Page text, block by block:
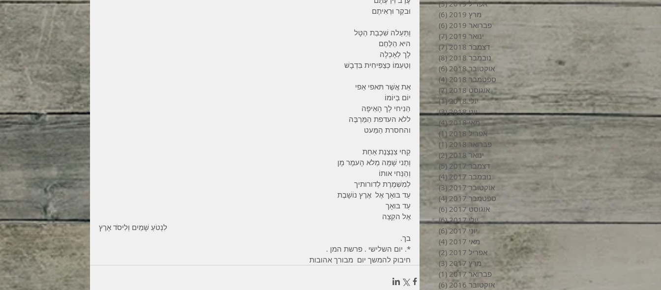
וּבקֶר וּרְאִיתֶם
וַתַּעַלה שִׁכְבַת הַטָּל
היא הַלֶּחֶם
לָך לְאָכְלָה
וְטַעְמוֹ כְּצַפִּיחִית בִּדְבָשׁ
אֵת אֲשֶׁר תּאפי אֵפי
יוֹם בְּיוֹמוֹ
הַנִיחי לָך הָאֵיפָה
ללא העדפת הַמַּרְבֶּה
והחסרת הַמַּעט
קַחי צִנְצֶנֶת אַחַת
וְתֶני שָׁמָּה מְלא הָעמֶר מָן
וְהַנַּחי אותוֹ
לְמִשְׁמֶרֶת לְדורותיך
עַד בּואָך אֶל  אֶרֶץ נוֹשָׁבֶת
עַד בּואָך
אֶל הקְצֵה
‎לִנְטֹעַ שָׁמַיִם וְלִיסֹד אָרֶץ
בך.
*. יום השלישי . פרשת המן .
חיבוק להמשך יום  מבורך אהובות
אפריל 2019
(3)
3 פוסטים
מרץ 2019
(6)
פברואר 2019
(6)
ינואר 2019
(7)
דצמבר 2018
(7)
נובמבר 2018
(8)
אוקטובר 2018
(6)
ספטמבר 2018
(4)
4 פוסטים
אוגוסט 2018
(7)
יולי 2018
(1)
פוסט 1
יוני 2018
(3)
3 פוסטים
מאי 2018
(4)
4 פוסטים
אפריל 2018
(1)
פוסט 1
פברואר 2018
(1)
פוסט 1
ינואר 2018
(2)
2 פוסטים
דצמבר 2017
(5)
נובמבר 2017
(4)
אוקטובר 2017
(3)
ספטמבר 2017
(4)
4 פוסטים
אוגוסט 2017
(6)
6 פוסטים
יולי 2017
(6)
6 פוסטים
יוני 2017
(6)
מאי 2017
(4)
אפריל 2017
(2)
מרץ 2017
(3)
פברואר 2017
(1)
פוסט 1
אוקטובר 2016
(6)